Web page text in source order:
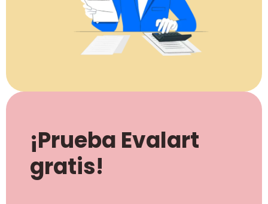
¡Prueba Evalart
gratis!